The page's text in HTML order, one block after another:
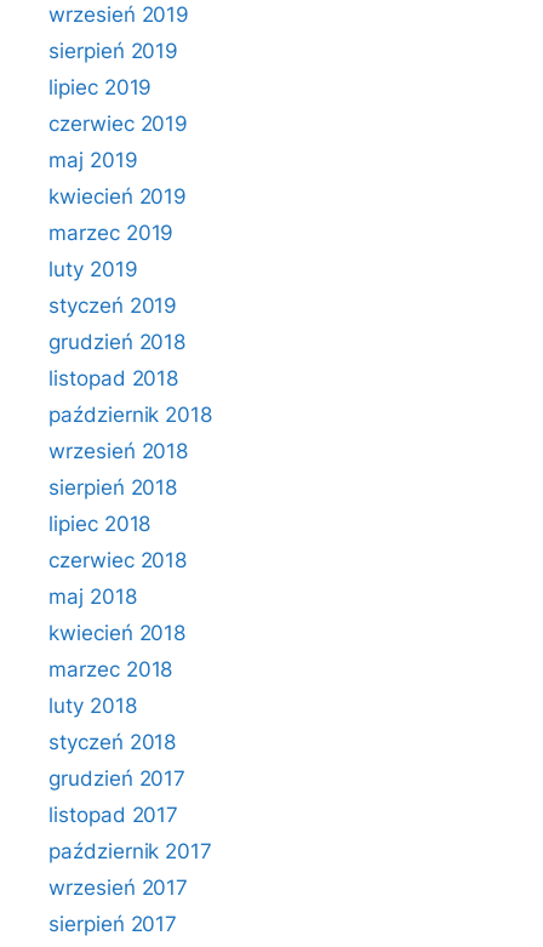
wrzesień 2019
sierpień 2019
lipiec 2019
czerwiec 2019
maj 2019
kwiecień 2019
marzec 2019
luty 2019
styczeń 2019
grudzień 2018
listopad 2018
październik 2018
wrzesień 2018
sierpień 2018
lipiec 2018
czerwiec 2018
maj 2018
kwiecień 2018
marzec 2018
luty 2018
styczeń 2018
grudzień 2017
listopad 2017
październik 2017
wrzesień 2017
sierpień 2017